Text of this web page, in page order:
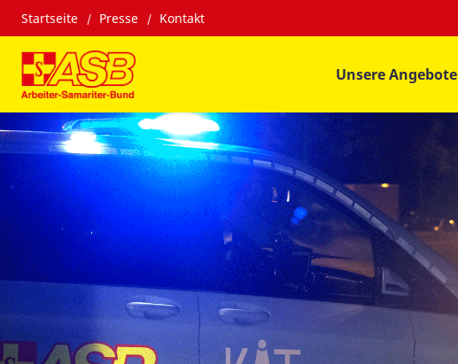
Startseite Presse Kontakt
Unsere Angebote